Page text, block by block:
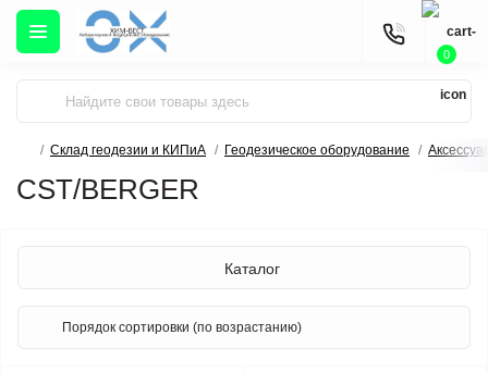
0
Склад геодезии и КИПиА Геодезическое оборудование
CST/BERGER
Каталог